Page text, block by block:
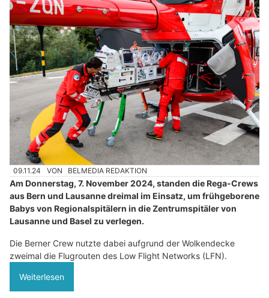
09.11.24 VON BELMEDIA REDAKTION
Am Donnerstag, 7. November 2024, standen die Rega-Crews
aus Bern und Lausanne dreimal im Einsatz, um frühgeborene
Babys von Regionalspitälern in die Zentrumspitäler von
Lausanne und Basel zu verlegen.
Die Berner Crew nutzte dabei aufgrund der Wolkendecke
zweimal die Flugrouten des Low Flight Networks (LFN).
Weiterlesen